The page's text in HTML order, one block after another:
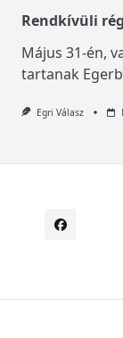
Rendkívüli
Május 31-én,
tartanak
Egri Válasz